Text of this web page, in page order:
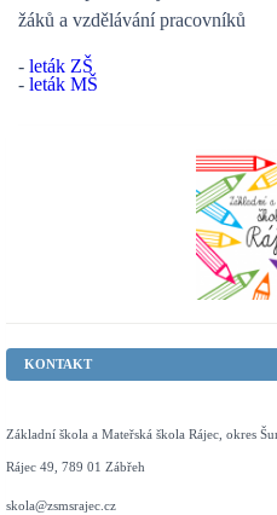
žáků a vzdělávání pracovníků
- leták ZŠ
- leták MŠ
KONTAKT
Základní škola a Mateřská škola Rájec, okres
Rájec 49, 789 01 Zábřeh
skola@zsmsrajec.cz